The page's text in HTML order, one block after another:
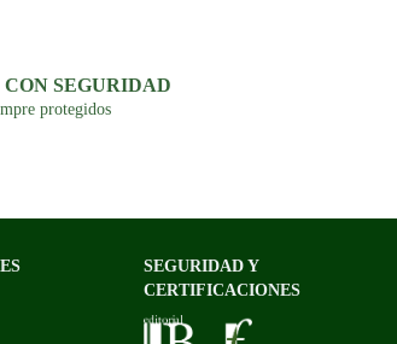
SEGURIDAD
protegidos
SEGURIDAD Y
CERTIFICACIONES